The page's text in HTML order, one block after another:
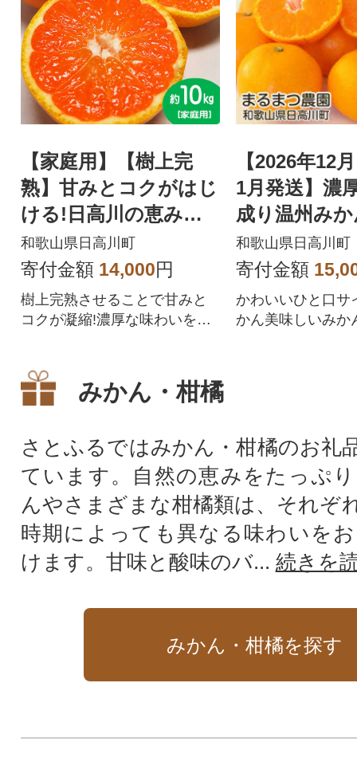
【家庭用】【樹上完
熟】甘みとコクがはじ
ける!日高川の恵み
「ゆら早生みかん」
サイズ混合 約10kg
和歌山県日高川町
寄付金額 14,000円
樹上完熟させることで甘みと
コクが凝縮!濃厚な味わいをお
【2026年12
1月発送】濃
成り温州み
スイート 5kg
産
和歌山県日高川町
寄付金額
かわいいひと口サ
かん美味しいみか
みかん・柑橘
さとふるではみかん・柑橘のお礼
ています。自然の恵みをたっぷ
んやさまざまな柑橘類は、それぞ
時期によっても異なる味わいを
けます。甘味と酸味のバ... 続きを
みかん・柑橘を探す